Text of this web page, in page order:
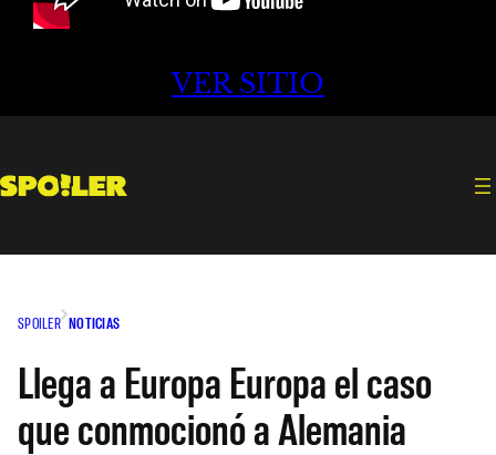
VER SITIO
SPOILER NOTICIAS
Llega a Europa Europa el caso
que conmocionó a Alemania